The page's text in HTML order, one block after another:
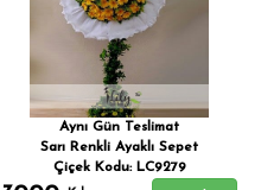
Aynı Gün Teslimat
Sarı Renkli Ayaklı Sepet
Çiçek Kodu: LC9279